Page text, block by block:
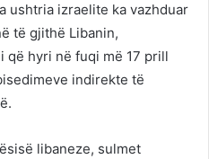
ushtria izraelite ka vazhduar
të gjithë Libanin,
që hyri në fuqi më 17 prill
indirekte të
libaneze, sulmet